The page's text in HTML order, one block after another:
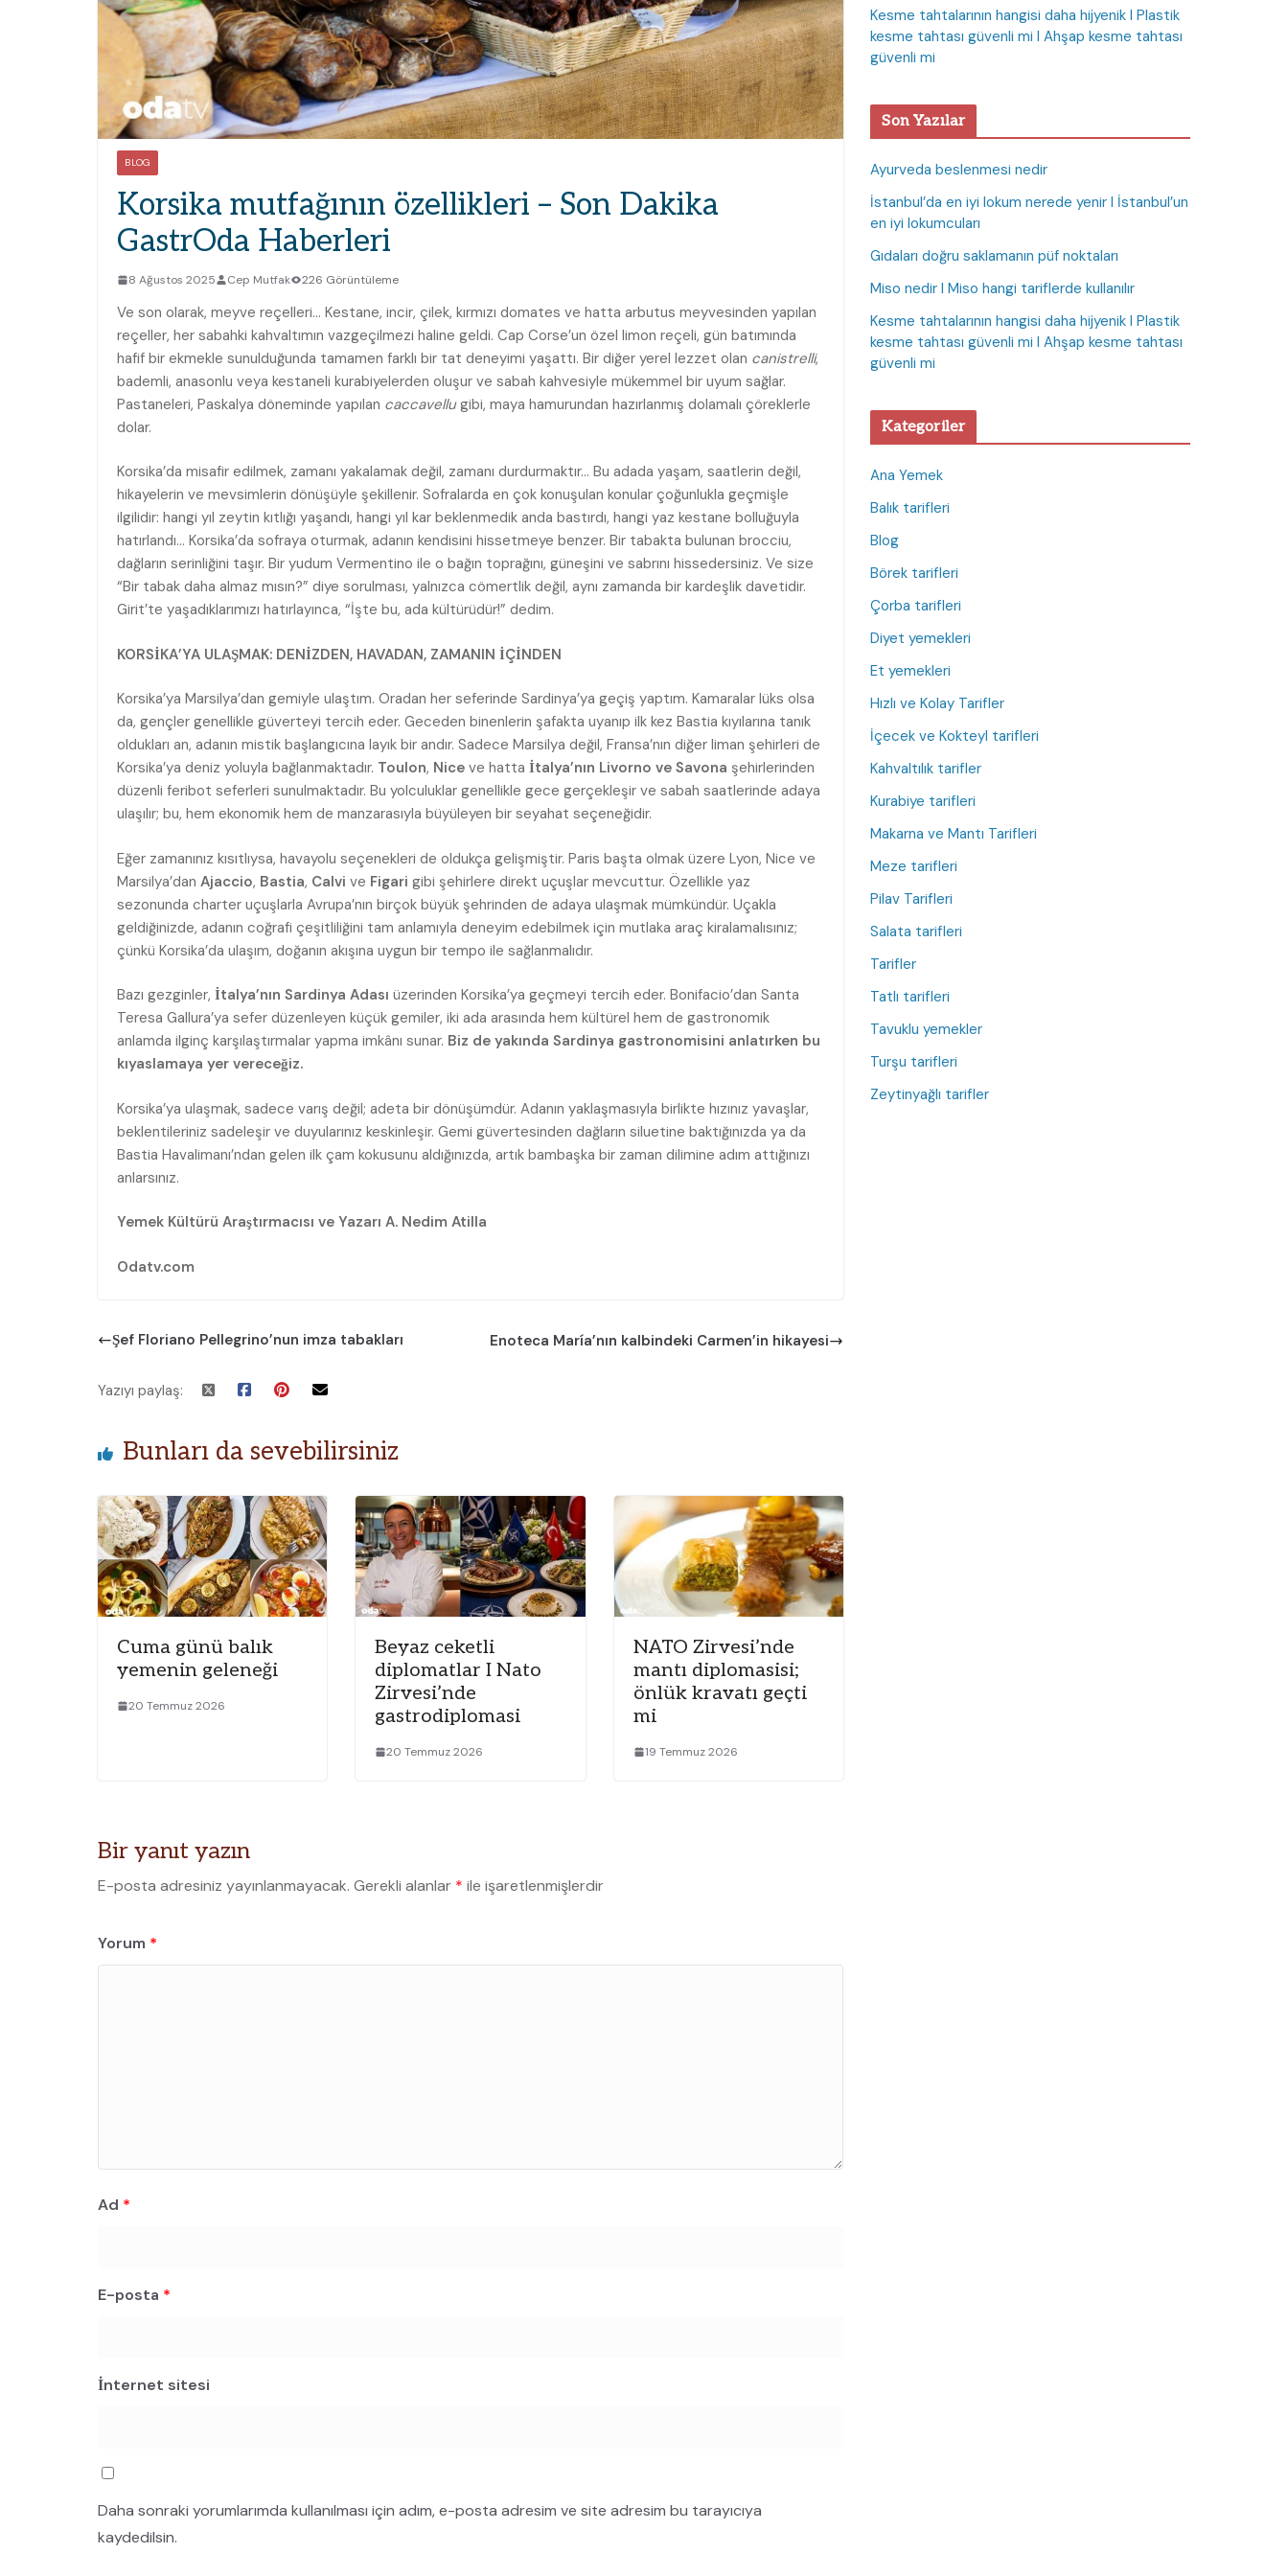
BLOG
Korsika mutfağının özellikleri – Son Dakika
GastrOda Haberleri
8 Ağustos 2025 Cep Mutfak 226 Görüntüleme
Ve son olarak, meyve reçelleri… Kestane, incir, çilek, kırmızı domates ve hatta arbutus meyvesinden yapılan
reçeller, her sabahki kahvaltımın vazgeçilmezi haline geldi. Cap Corse’un özel limon reçeli, gün batımında
hafif bir ekmekle sunulduğunda tamamen farklı bir tat deneyimi yaşattı. Bir diğer yerel lezzet olan canistrelli,
bademli, anasonlu veya kestaneli kurabiyelerden oluşur ve sabah kahvesiyle mükemmel bir uyum sağlar.
Pastaneleri, Paskalya döneminde yapılan caccavellugibi, maya hamurundan hazırlanmış dolamalı çöreklerle
dolar.
Korsika’da misafir edilmek, zamanı yakalamak değil, zamanı durdurmaktır… Bu adada yaşam, saatlerin değil,
hikayelerin ve mevsimlerin dönüşüyle şekillenir. Sofralarda en çok konuşulan konular çoğunlukla geçmişle
ilgilidir: hangi yıl zeytin kıtlığı yaşandı, hangi yıl kar beklenmedik anda bastırdı, hangi yaz kestane bolluğuyla
hatırlandı… Korsika’da sofraya oturmak, adanın kendisini hissetmeye benzer. Bir tabakta bulunan brocciu,
dağların serinliğini taşır. Bir yudum Vermentino ile o bağın toprağını, güneşini ve sabrını hissedersiniz. Ve size
“Bir tabak daha almaz mısın?” diye sorulması, yalnızca cömertlik değil, aynı zamanda bir kardeşlik davetidir.
Girit’te yaşadıklarımızı hatırlayınca, “İşte bu, ada kültürüdür!” dedim.
KORSİKA’YA ULAŞMAK: DENİZDEN, HAVADAN, ZAMANIN İÇİNDEN
Korsika’ya Marsilya’dan gemiyle ulaştım. Oradan her seferinde Sardinya’ya geçiş yaptım. Kamaralar lüks olsa
da, gençler genellikle güverteyi tercih eder. Geceden binenlerin şafakta uyanıp ilk kez Bastia kıyılarına tanık
oldukları an, adanın mistik başlangıcına layık bir andır. Sadece Marsilya değil, Fransa’nın diğer liman şehirleri de
Korsika’ya deniz yoluyla bağlanmaktadır. Toulon, Nice ve hatta İtalya’nın Livorno ve Savona şehirlerinden
düzenli feribot seferleri sunulmaktadır. Bu yolculuklar genellikle gece gerçekleşir ve sabah saatlerinde adaya
ulaşılır; bu, hem ekonomik hem de manzarasıyla büyüleyen bir seyahat seçeneğidir.
Eğer zamanınız kısıtlıysa, havayolu seçenekleri de oldukça gelişmiştir. Paris başta olmak üzere Lyon, Nice ve
Marsilya’dan Ajaccio, Bastia, Calvi ve Figari gibi şehirlere direkt uçuşlar mevcuttur. Özellikle yaz
sezonunda charter uçuşlarla Avrupa’nın birçok büyük şehrinden de adaya ulaşmak mümkündür. Uçakla
geldiğinizde, adanın coğrafi çeşitliliğini tam anlamıyla deneyim edebilmek için mutlaka araç kiralamalısınız;
çünkü Korsika’da ulaşım, doğanın akışına uygun bir tempo ile sağlanmalıdır.
Bazı gezginler, İtalya’nın Sardinya Adası üzerinden Korsika’ya geçmeyi tercih eder. Bonifacio’dan Santa
Teresa Gallura’ya sefer düzenleyen küçük gemiler, iki ada arasında hem kültürel hem de gastronomik
anlamda ilginç karşılaştırmalar yapma imkânı sunar. Biz de yakında Sardinya gastronomisini anlatırken bu
kıyaslamaya yer vereceğiz.
Korsika’ya ulaşmak, sadece varış değil; adeta bir dönüşümdür. Adanın yaklaşmasıyla birlikte hızınız yavaşlar,
beklentileriniz sadeleşir ve duyularınız keskinleşir. Gemi güvertesinden dağların siluetine baktığınızda ya da
Bastia Havalimanı’ndan gelen ilk çam kokusunu aldığınızda, artık bambaşka bir zaman dilimine adım attığınızı
anlarsınız.
Yemek Kültürü Araştırmacısı ve Yazarı A. Nedim Atilla
Odatv.com
Şef Floriano Pellegrino’nun imza tabakları Enoteca María’nın kalbindeki Carmen’in hikayesi
Yazıyı paylaş:
Bunları da sevebilirsiniz
Cuma günü balık
yemenin geleneği
20 Temmuz 2026
Beyaz ceketli
diplomatlar I Nato
Zirvesi’nde
gastrodiplomasi
20 Temmuz 2026
NATO Zirvesi’nde
mantı diplomasisi;
önlük kravatı geçti
mi
19 Temmuz 2026
Bir yanıt yazın
E-posta adresiniz yayınlanmayacak. Gerekli alanlar * ile işaretlenmişlerdir
Yorum *
Ad *
E-posta *
İnternet sitesi
Daha sonraki yorumlarımda kullanılması için adım, e-posta adresim ve site adresim bu tarayıcıya
kaydedilsin.
Kesme tahtalarının hangisi daha hijyenik I Plastik
kesme tahtası güvenli mi I Ahşap kesme tahtası
güvenli mi
Son Yazılar
Ayurveda beslenmesi nedir
İstanbul’da en iyi lokum nerede yenir I İstanbul’un
en iyi lokumcuları
Gıdaları doğru saklamanın püf noktaları
Miso nedir I Miso hangi tariflerde kullanılır
Kesme tahtalarının hangisi daha hijyenik I Plastik
kesme tahtası güvenli mi I Ahşap kesme tahtası
güvenli mi
Kategoriler
Ana Yemek
Balık tarifleri
Blog
Börek tarifleri
Çorba tarifleri
Diyet yemekleri
Et yemekleri
Hızlı ve Kolay Tarifler
İçecek ve Kokteyl tarifleri
Kahvaltılık tarifler
Kurabiye tarifleri
Makarna ve Mantı Tarifleri
Meze tarifleri
Pilav Tarifleri
Salata tarifleri
Tarifler
Tatlı tarifleri
Tavuklu yemekler
Turşu tarifleri
Zeytinyağlı tarifler